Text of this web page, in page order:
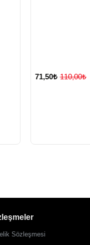
71,50₺ 110,00₺
Sözleşmesi